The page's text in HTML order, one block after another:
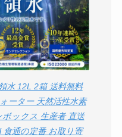
は怪しい？口コ
ミ・評判が正直ヤバ
って本当？
水 12L 2箱 送料無料
ーター 天然活性水素
ックス 生産者 直送
食通の定番 お取り寄